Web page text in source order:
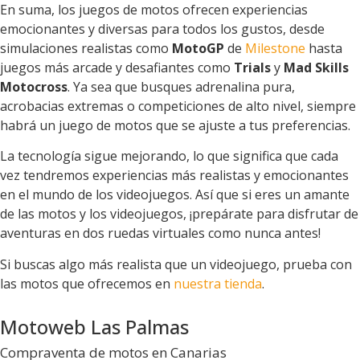
En suma, los juegos de motos ofrecen experiencias
emocionantes y diversas para todos los gustos, desde
simulaciones realistas como MotoGP de Milestone hasta
juegos más arcade y desafiantes como Trialsy Mad Skills
Motocross. Ya sea que busques adrenalina pura,
acrobacias extremas o competiciones de alto nivel, siempre
habrá un juego de motos que se ajuste a tus preferencias.
La tecnología sigue mejorando, lo que significa que cada
vez tendremos experiencias más realistas y emocionantes
en el mundo de los videojuegos. Así que si eres un amante
de las motos y los videojuegos, ¡prepárate para disfrutar de
aventuras en dos ruedas virtuales como nunca antes!
Si buscas algo más realista que un videojuego, prueba con
las motos que ofrecemos en nuestra tienda.
Motoweb Las Palmas
Compraventa de motos en Canarias